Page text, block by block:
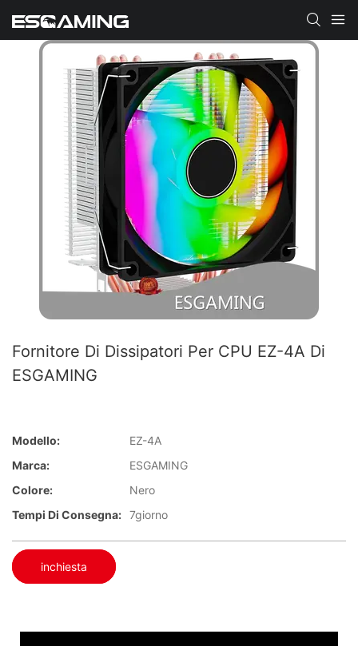
Fornitore Di Dissipatori Per CPU EZ-4A Di
ESGAMING
Modello:
EZ-4A
Marca:
ESGAMING
Colore:
Nero
Tempi Di Consegna: 7giorno
inchiesta